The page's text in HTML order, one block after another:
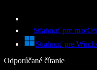
Stiahnuť pre macOS
Stiahnuť pre
Odporúčané čítanie